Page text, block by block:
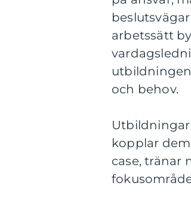
arbetssätt
och behov.
kopplar
case, tränar